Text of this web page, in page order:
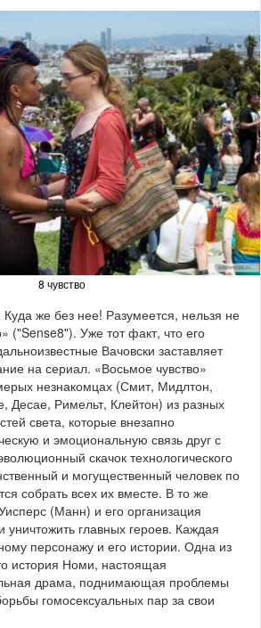
8 чувство
же без нее! Разумеется, нельзя не
("Sense8"). Уже тот факт, что его
Вачовски заставляет
на сериал. «Восьмое чувство»
незнакомцах (Смит, Мидлтон,
Десае, Римельт, Клейтон) из разных
света, которые внезапно
и эмоциональную связь друг с
скачок технологического
и могущественный человек по
собрать всех их вместе. В то же
(Манн) и его организация
уничтожить главных героев. Каждая
персонажу и его истории. Одна из
история Номи, настоящая
драма, поднимающая проблемы
гомосексуальных пар за свои